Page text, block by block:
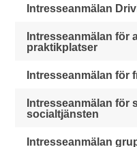
Intresseanmälan
Intresseanmälan för
praktikplatser
Intresseanmälan för
Intresseanmälan för
socialtjänsten
Intresseanmälan